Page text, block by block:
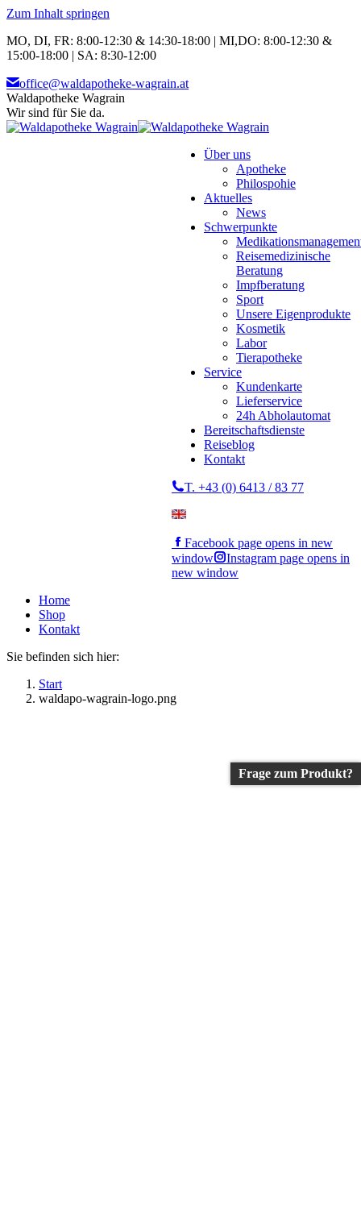
Zum Inhalt springen
MO, DI, FR: 8:00-12:30 & 14:30-18:00 | MI,DO: 8:00-12:30 &
15:00-18:00 | SA: 8:30-12:00
office@waldapotheke-wagrain.at
Waldapotheke Wagrain
Wir sind für Sie da.
Über uns
Apotheke
Philospohie
Aktuelles
News
Schwerpunkte
Reisemedizinische
Beratung
Impfberatung
Sport
Unsere Eigenprodukte
Kosmetik
Labor
Tierapotheke
Service
Kundenkarte
Lieferservice
24h Abholautomat
Bereitschaftsdienste
Reiseblog
Kontakt
T. +43 (0) 6413 / 83 77
Facebook page opens in new
window
Instagram page opens in
new window
Home
Shop
Kontakt
Sie befinden sich hier:
Start
waldapo-wagrain-logo.png
Frage zum Produkt?